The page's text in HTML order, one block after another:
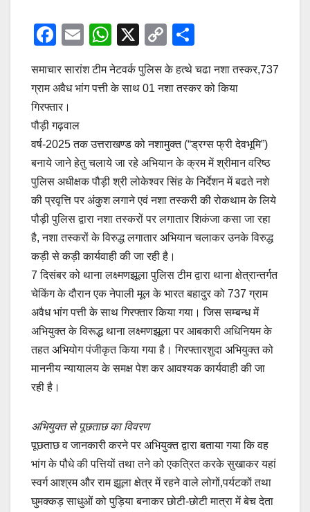
F
c
e
b
o
o
k
E
ail
W
h
at
p
p
X
C
p
n
k
ar
समाचार सारांश टीम नेटवर्क पुलिस के हत्थे चढा नशा तस्कर,737
ग्राम अवैध भांग पत्ती के साथ 01 नशा तस्कर को किया
गिरफ्तार।
पौड़ी गढ़वाल
वर्ष-2025 तक उत्तराखण्ड को नशामुक्त (“ड्रग्स फ्री देवभूमि”)
बनाये जाने हेतु चलाये जा रहे अभियान के क्रम में श्रीमान वरिष्ठ
पुलिस अधीक्षक पौड़ी श्री लोकेश्वर सिंह के निर्देशन में बढते नशे
की प्रवृत्ति पर अंकुश लगाने एवं नशा तस्करी की रोकथाम के लिये
पौड़ी पुलिस द्वारा नशा तस्करों पर लगातार शिकंजा कसा जा रहा
है, नशा तस्करों के विरुद्ध लगातार अभियान चलाकर उनके विरुद्ध
कड़ी से कड़ी कार्यवाही की जा रही है।
7 दिसंबर को थाना लक्ष्मणझूला पुलिस टीम द्वारा थाना क्षेत्रान्तर्गत
चेकिंग के दौरान एक नेपाली मूल के भारत बहादुर को 737 ग्राम
अवैध भांग पत्ती के साथ गिरफ्तार किया गया। जिस सम्बन्ध में
अभियुक्त के विरूद्ध थाना लक्ष्मणझूला पर आबकारी अधिनियम के
तहत अभियोग पंजीकृत किया गया है। गिरफ्तारशुदा अभियुक्त को
माननीय न्यायालय के समक्ष पेश कर आवश्यक कार्यवाही की जा
रही है।
अभियुक्त से पूछताछ का विवरण
पूछताछ व जानकारी करने पर अभियुक्त द्वारा बताया गया कि वह
भांग के पौधे की पत्तियों तथा तने को एकत्रित करके सुखाकर यहां
स्वर्ग आश्रम और राम झूला क्षेत्र में रहने वाले लोगों,पर्यटकों तथा
घुमक्कड़ साधुओं को पुड़िया बनाकर छोटी-छोटी मात्रा में बेच देता